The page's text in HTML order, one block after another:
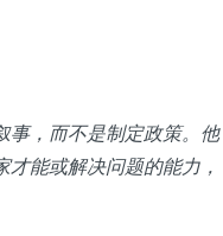
事，而不是制定政策。他
能或解决问题的能力，